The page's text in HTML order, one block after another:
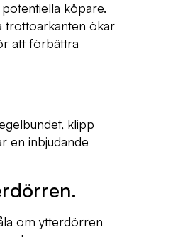
köpare.
trottoarkanten ökar
att förbättra
klipp
en inbjudande
om ytterdörren